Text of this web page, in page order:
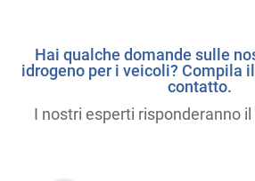
Hai qualche domande sulle
idrogeno per i veicoli? Compila
contatto.
I nostri esperti risponderanno